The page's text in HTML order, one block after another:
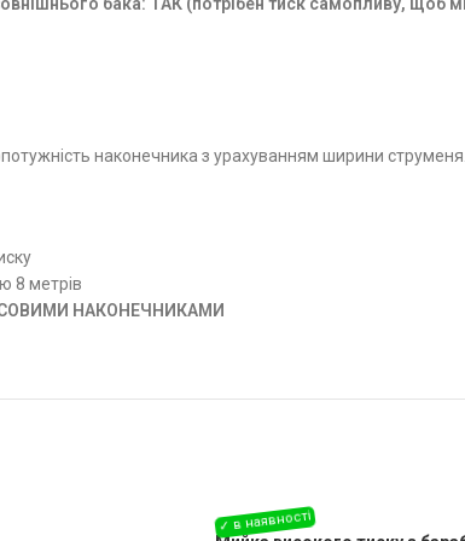
наконечника з урахуванням ширини
8 метрів
НАКОНЕЧНИКАМИ